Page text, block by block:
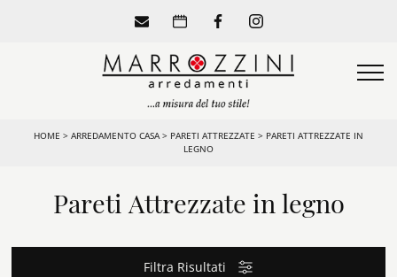
HOME > ARREDAMENTO CASA> PARETI ATTREZZATE > PARETI ATTREZZATE IN
LEGNO
Pareti Attrezzate in legno
Filtra Risultati